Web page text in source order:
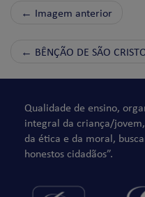
← Imagem anterior
← BÊNÇÃO DE SÃO
Qualidade de ensino,
integral da criança/
da ética e da moral,
honestos cidadãos”.